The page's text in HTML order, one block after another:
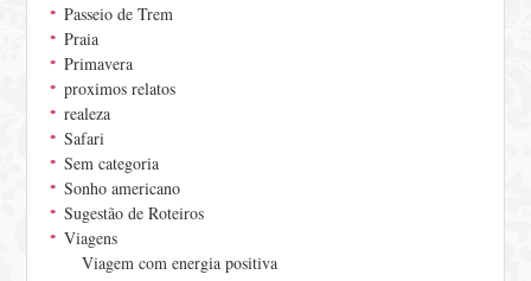
Passeio de Trem
Praia
Primavera
proximos relatos
realeza
Safari
Sem categoria
Sonho americano
Sugestão de Roteiros
Viagens
Viagem com energia positiva